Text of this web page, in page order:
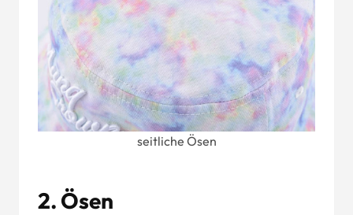
seitliche Ösen
2. Ösen